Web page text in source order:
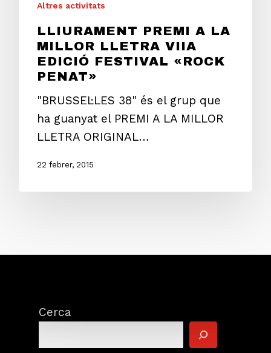
Altres activitats
LLIURAMENT PREMI A LA
MILLOR LLETRA VIIA
EDICIÓ FESTIVAL «ROCK
PENAT»
"BRUSSEL·LES 38" és el grup que
ha guanyat el PREMI A LA MILLOR
LLETRA ORIGINAL…
22 febrer, 2015
Cerca